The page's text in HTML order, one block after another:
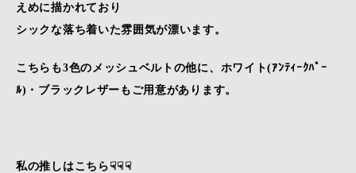
えめに描かれており
シックな落ち着いた雰囲気が漂います。
こちらも3色のメッシュベルトの他に、ホワイト(ｱﾝﾃｨｰｸﾊﾟｰ
ﾙ)・ブラックレザーもご用意があります。
私の推しはこちら☟☟☟